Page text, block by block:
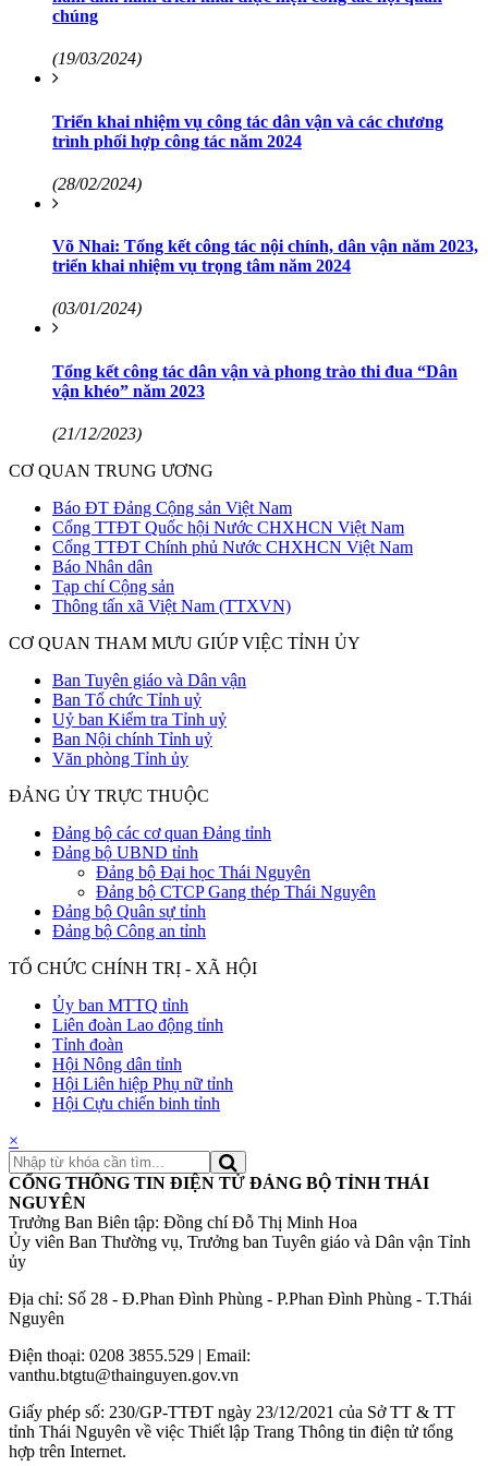
chúng
(19/03/2024)
Triển khai nhiệm vụ công tác dân vận và các chương
trình phối hợp công tác năm 2024
(28/02/2024)
Võ Nhai: Tổng kết công tác nội chính, dân vận năm 2023,
triển khai nhiệm vụ trọng tâm năm 2024
(03/01/2024)
Tổng kết công tác dân vận và phong trào thi đua “Dân
vận khéo” năm 2023
(21/12/2023)
CƠ QUAN TRUNG ƯƠNG
Báo ĐT Đảng Cộng sản Việt Nam
Cổng TTĐT Quốc hội Nước CHXHCN Việt Nam
Cổng TTĐT Chính phủ Nước CHXHCN Việt Nam
Báo Nhân dân
Tạp chí Cộng sản
Thông tấn xã Việt Nam (TTXVN)
CƠ QUAN THAM MƯU GIÚP VIỆC TỈNH ỦY
Ban Tuyên giáo và Dân vận
Ban Tổ chức Tỉnh uỷ
Uỷ ban Kiểm tra Tỉnh uỷ
Ban Nội chính Tỉnh uỷ
Văn phòng Tỉnh ủy
ĐẢNG ỦY TRỰC THUỘC
Đảng bộ các cơ quan Đảng tỉnh
Đảng bộ UBND tỉnh
Đảng bộ Đại học Thái Nguyên
Đảng bộ CTCP Gang thép Thái Nguyên
Đảng bộ Quân sự tỉnh
Đảng bộ Công an tỉnh
TỔ CHỨC CHÍNH TRỊ - XÃ HỘI
Ủy ban MTTQ tỉnh
Liên đoàn Lao động tỉnh
Tỉnh đoàn
Hội Nông dân tỉnh
Hội Liên hiệp Phụ nữ tỉnh
Hội Cựu chiến binh tỉnh
×
CỔNG THÔNG TIN ĐIỆN TỬ ĐẢNG BỘ TỈNH THÁI
NGUYÊN
Trưởng Ban Biên tập: Đồng chí Đỗ Thị Minh Hoa
Ủy viên Ban Thường vụ, Trưởng ban Tuyên giáo và Dân vận Tỉnh
ủy
Địa chỉ: Số 28 - Đ.Phan Đình Phùng - P.Phan Đình Phùng - T.Thái
Nguyên
Điện thoại: 0208 3855.529 | Email:
vanthu.btgtu@thainguyen.gov.vn
Giấy phép số: 230/GP-TTĐT ngày 23/12/2021 của Sở TT & TT
tỉnh Thái Nguyên về việc Thiết lập Trang Thông tin điện tử tổng
hợp trên Internet.